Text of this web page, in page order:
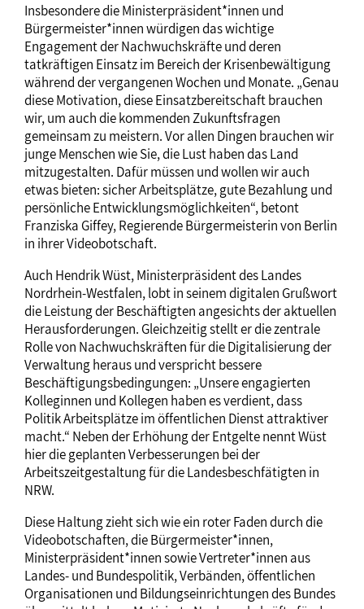
Insbesondere die Ministerpräsident*innen und
Bürgermeister*innen würdigen das wichtige
Engagement der Nachwuchskräfte und deren
tatkräftigen Einsatz im Bereich der Krisenbewältigung
während der vergangenen Wochen und Monate. „Genau
diese Motivation, diese Einsatzbereitschaft brauchen
wir, um auch die kommenden Zukunftsfragen
gemeinsam zu meistern. Vor allen Dingen brauchen wir
junge Menschen wie Sie, die Lust haben das Land
mitzugestalten. Dafür müssen und wollen wir auch
etwas bieten: sicher Arbeitsplätze, gute Bezahlung und
persönliche Entwicklungsmöglichkeiten“, betont
Franziska Giffey, Regierende Bürgermeisterin von Berlin
in ihrer Videobotschaft.
Auch Hendrik Wüst, Ministerpräsident des Landes
Nordrhein-Westfalen, lobt in seinem digitalen Grußwort
die Leistung der Beschäftigten angesichts der aktuellen
Herausforderungen. Gleichzeitig stellt er die zentrale
Rolle von Nachwuchskräften für die Digitalisierung der
Verwaltung heraus und verspricht bessere
Beschäftigungsbedingungen: „Unsere engagierten
Kolleginnen und Kollegen haben es verdient, dass
Politik Arbeitsplätze im öffentlichen Dienst attraktiver
macht.“ Neben der Erhöhung der Entgelte nennt Wüst
hier die geplanten Verbesserungen bei der
Arbeitszeitgestaltung für die Landesbeschfätigten in
NRW.
Diese Haltung zieht sich wie ein roter Faden durch die
Videobotschaften, die Bürgermeister*innen,
Ministerpräsident*innen sowie Vertreter*innen aus
Landes- und Bundespolitik, Verbänden, öffentlichen
Organisationen und Bildungseinrichtungen des Bundes